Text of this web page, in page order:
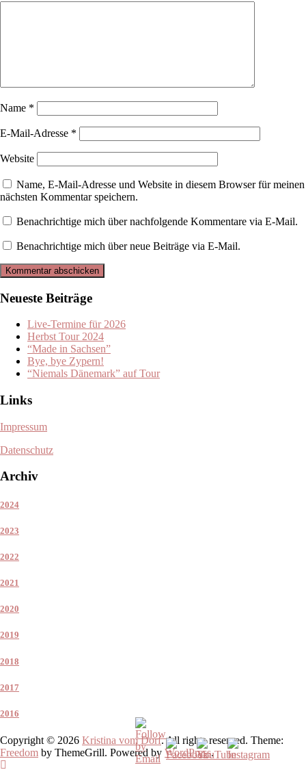
Name *
E-Mail-Adresse *
Website
Name, E-Mail-Adresse und Website in diesem Browser für meinen
nächsten Kommentar speichern.
Benachrichtige mich über nachfolgende Kommentare via E-Mail.
Benachrichtige mich über neue Beiträge via E-Mail.
Neueste Beiträge
Live-Termine für 2026
Herbst Tour 2024
“Made in Sachsen”
Bye, bye Zypern!
“Niemals Dänemark” auf Tour
Links
Impressum
Datenschutz
Archiv
2024
2023
2022
2021
2020
2019
2018
2017
2016
Copyright © 2026 Kristina vom Dorf. All rights reserved. Theme:
Freedom by ThemeGrill. Powered by WordPress.